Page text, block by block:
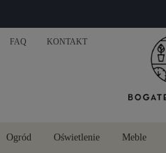
FAQ KONTAKT
Ogród Oświetlenie Meble